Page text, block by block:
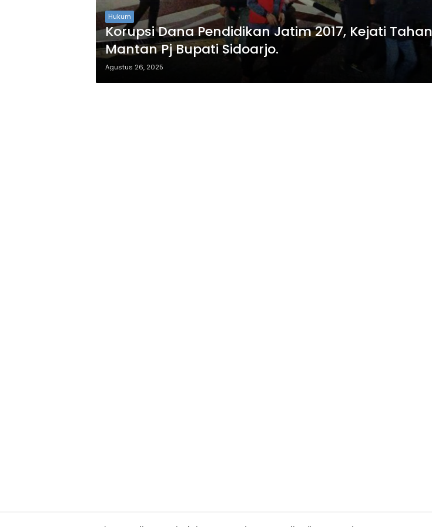
Hukum
Korupsi Dana Pendidikan Jatim 2017, Kejati Tahan
Mantan Pj Bupati Sidoarjo.
Agustus 26, 2025